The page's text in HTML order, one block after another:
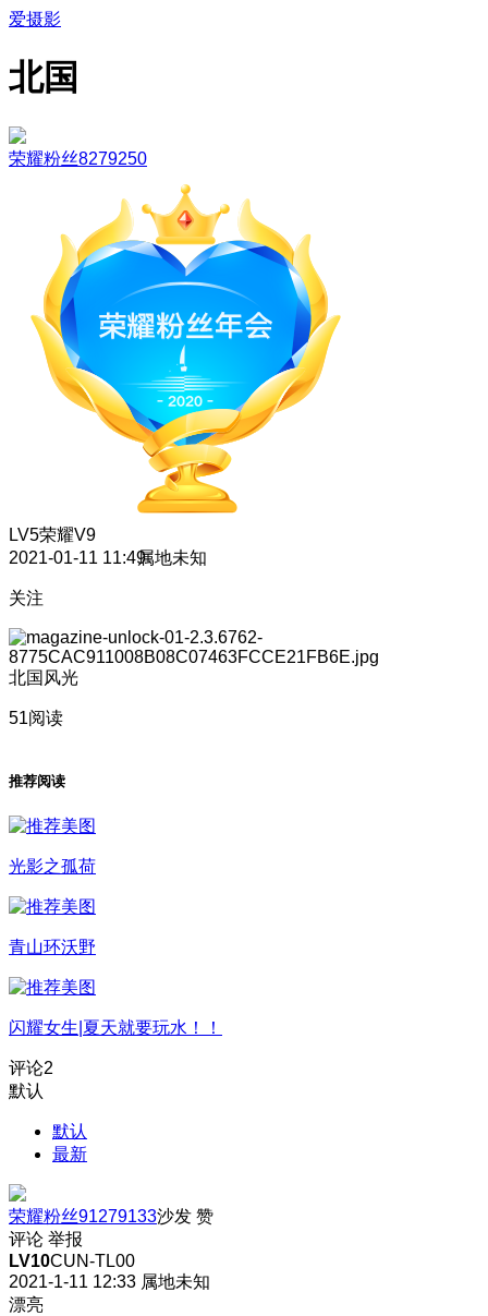
爱摄影
北国
荣耀粉丝8279250
LV5荣耀V9
2021-01-11 11:49属地未知
关注
北国风光
51阅读
推荐阅读
光影之孤荷
青山环沃野
闪耀女生|夏天就要玩水！！
评论2
默认
默认
最新
荣耀粉丝91279133沙发 赞
评论 举报
LV10CUN-TL00
2021-1-11 12:33 属地未知
漂亮